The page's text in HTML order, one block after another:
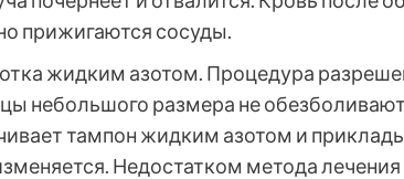
прижигаются сосуды.
жидким азотом. Процедура
небольшого размера не
тампон жидким азотом и
Недостатком метода лечения